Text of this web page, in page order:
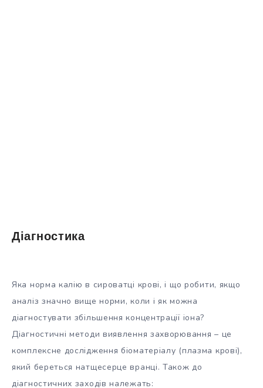
Діагностика
Яка норма калію в сироватці крові, і що робити, якщо
аналіз значно вище норми, коли і як можна
діагностувати збільшення концентрації іона?
Діагностичні методи виявлення захворювання – це
комплексне дослідження біоматеріалу (плазма крові),
який береться натщесерце вранці. Також до
діагностичних заходів належать: